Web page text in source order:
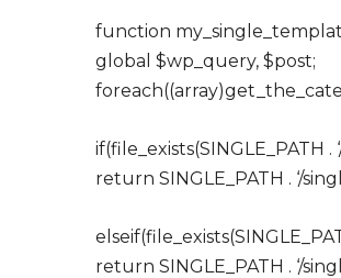
function
global $wp_query, $post;
if(file_exists(SINGLE_PATH .
return SINGLE_PATH . ‘/
return SINGLE_PATH . ‘/